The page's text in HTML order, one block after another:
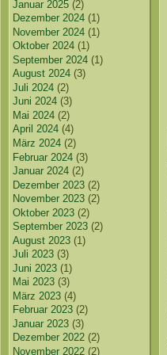
Januar 2025 (2)
Dezember 2024 (1)
November 2024 (1)
Oktober 2024 (1)
September 2024 (1)
August 2024 (3)
Juli 2024 (2)
Juni 2024 (3)
Mai 2024 (2)
April 2024 (4)
März 2024 (2)
Februar 2024 (3)
Januar 2024 (2)
Dezember 2023 (2)
November 2023 (2)
Oktober 2023 (2)
September 2023 (2)
August 2023 (1)
Juli 2023 (3)
Juni 2023 (1)
Mai 2023 (3)
März 2023 (4)
Februar 2023 (2)
Januar 2023 (3)
Dezember 2022 (2)
November 2022 (2)